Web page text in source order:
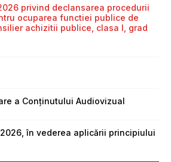
privind declansarea procedurii
ocuparea functiei publice de
achizitii publice, clasa I, grad
a Conținutului Audiovizual
în vederea aplicării principiului